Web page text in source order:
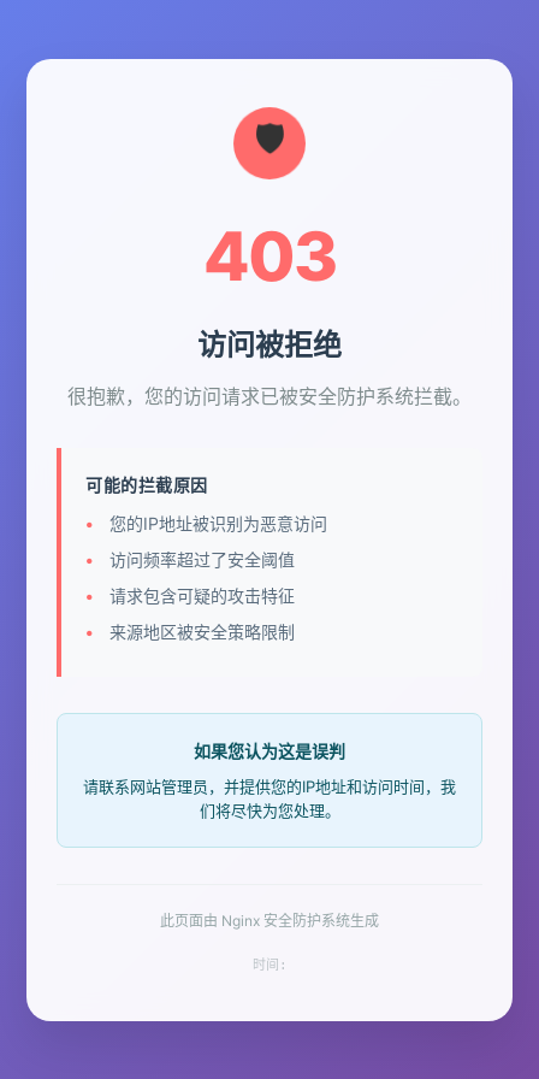
403
访问被拒绝
很抱歉，您的访问请求已被安全防护系统拦截。
可能的拦截原因
您的IP地址被识别为恶意访问
访问频率超过了安全阈值
请求包含可疑的攻击特征
来源地区被安全策略限制
如果您认为这是误判
请联系网站管理员，并提供您的IP地址和访问时间，我
们将尽快为您处理。
此页面由 Nginx 安全防护系统生成
时间: